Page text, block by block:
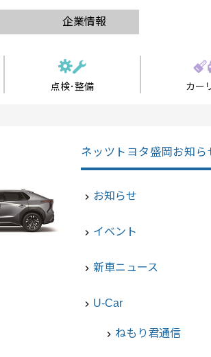
企業情報
点検･整備 カー
ネッツトヨタ盛岡お知ら
navigate_next お知らせ
navigate_next イベント
navigate_next 新車ニュース
navigate_next U-Car
chevron_right ねもり君通信